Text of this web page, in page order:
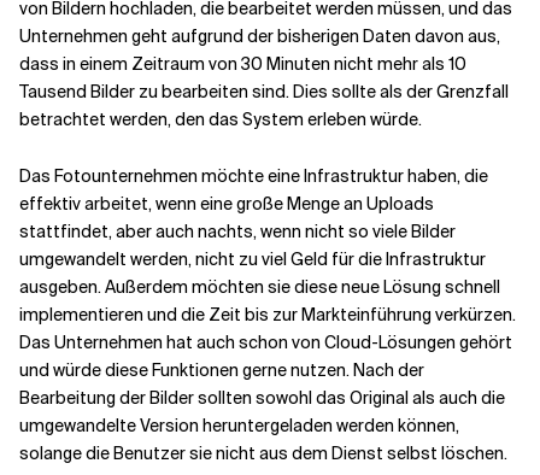
von Bildern hochladen, die bearbeitet werden müssen, und das
Unternehmen geht aufgrund der bisherigen Daten davon aus,
dass in einem Zeitraum von 30 Minuten nicht mehr als 10
Tausend Bilder zu bearbeiten sind. Dies sollte als der Grenzfall
betrachtet werden, den das System erleben würde.
Das Fotounternehmen möchte eine Infrastruktur haben, die
effektiv arbeitet, wenn eine große Menge an Uploads
stattfindet, aber auch nachts, wenn nicht so viele Bilder
umgewandelt werden, nicht zu viel Geld für die Infrastruktur
ausgeben. Außerdem möchten sie diese neue Lösung schnell
implementieren und die Zeit bis zur Markteinführung verkürzen.
Das Unternehmen hat auch schon von Cloud-Lösungen gehört
und würde diese Funktionen gerne nutzen. Nach der
Bearbeitung der Bilder sollten sowohl das Original als auch die
umgewandelte Version heruntergeladen werden können,
solange die Benutzer sie nicht aus dem Dienst selbst löschen.